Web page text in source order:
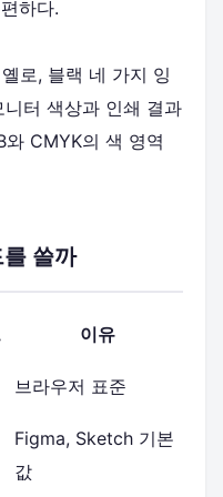
하다.
로, 블랙 네 가지 잉
터 색상과 인쇄 결과
와 CMYK의 색 영역
쓸까
이유
브라우저 표준
Figma, Sketch 기본
값